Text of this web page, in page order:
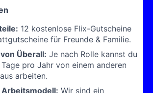
12 kostenlose Flix-Gutscheine
für Freunde & Familie.
Überall: Je nach Rolle kannst du
pro Jahr von einem anderen
arbeiten.
Wir sind ein